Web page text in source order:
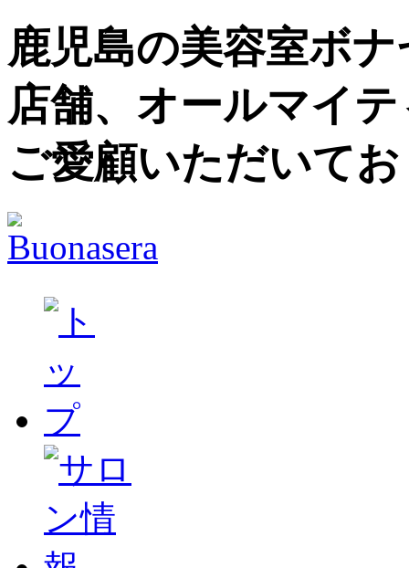
鹿児島の美容室ボ
店舗、オールマイ
ご愛顧いただいて